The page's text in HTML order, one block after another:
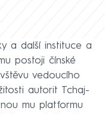
a další instituce a
postoji čínské
vedoucího
autorit Tchaj-
mu platformu